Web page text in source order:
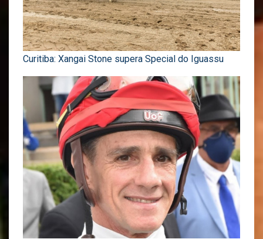
Curitiba: Xangai Stone supera Special do Iguassu